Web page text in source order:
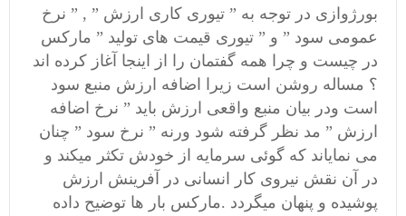
بورژوازی در توجه به ” تیوری کاری ارزش ” , ” نرخ
عمومی سود ” و ” تیوری قیمت های تولید ” مارکس
در چیست و چرا همه گفتمان را از اینجا آغاز کرده اند
؟ مساله روشن است زیرا اضافه ارزش منبع سود
است ودر بیان منبع واقعی ارزش باید ” نرخ اضافه
ارزش ” مد نظر گرفته شود ورنه ” نرخ سود ” چنان
می نمایاند که گوئی سرمایه از خودش تکثر میکند و
در آن نقش نیروی کار انسانی در آفرینش ارزش
پوشیده و پنهان میگردد .مارکس بار ها توضیح داده